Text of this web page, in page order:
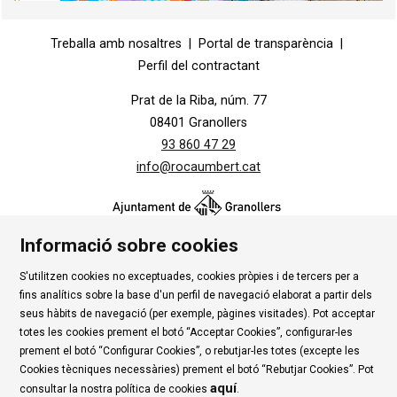
Treballa amb nosaltres
Portal de transparència
Perfil del contractant
Prat de la Riba, núm. 77
08401 Granollers
93 860 47 29
info@rocaumbert.cat
Contacte | Instància Genèrica | Alta Tercers
|
Ús de Cookies
| Política de privadesa | Avís Legal
|
Condicions d'ús Roca Umbert
Link a rssLink a instagramLink a youtubeLink a twitter
Link
Informació sobre cookies
S'utilitzen cookies no exceptuades, cookies pròpies i de tercers per a
fins analítics sobre la base d'un perfil de navegació elaborat a partir dels
seus hàbits de navegació (per exemple, pàgines visitades). Pot acceptar
totes les cookies prement el botó “Acceptar Cookies”, configurar-les
prement el botó “Configurar Cookies”, o rebutjar-les totes (excepte les
Cookies tècniques necessàries) prement el botó “Rebutjar Cookies”. Pot
consultar la nostra política de cookies aquí.